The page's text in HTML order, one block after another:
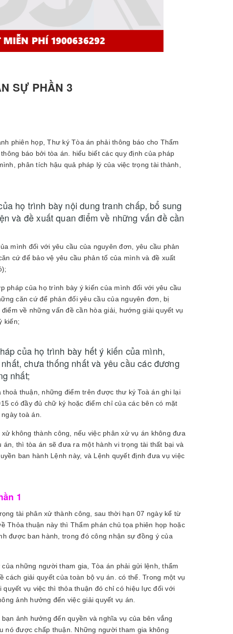
SỰ PHẦN 3
phiên họp, Thư ký Tòa án phải thông báo cho Thẩm
báo bởi tòa án. hiểu biết các quy định của pháp
phân tích hậu quả pháp lý của việc trọng tài thành,
họ trình bày nội dung tranh chấp, bổ sung
và đề xuất quan điểm về những vấn đề cần
mình đối với yêu cầu của nguyên đơn, yêu cầu phản
cứ để bảo vệ yêu cầu phản tố của mình và đề xuất
pháp của họ trình bày ý kiến của mình đối với yêu cầu
căn cứ để phản đối yêu cầu của nguyên đơn, bị
về những vấn đề cần hòa giải, hướng giải quyết vụ
kiến;
của họ trình bày hết ý kiến của mình,
chưa thống nhất và yêu cầu các đương
nhất;
thuận, những điểm trên được thư ký Toà án ghi lại
có đầy đủ chữ ký hoặc điểm chỉ của các bên có mặt
toà án.
không thành công, nếu việc phân xử vụ án không đưa
thì tòa án sẽ đưa ra một hành vi trọng tài thất bại và
ban hành Lệnh này, và Lệnh quyết định đưa vụ việc
1
tài phân xử thành công, sau thời hạn 07 ngày kể từ
Thỏa thuận này thì Thẩm phán chủ tọa phiên họp hoặc
được ban hành, trong đó công nhận sự đồng ý của
những người tham gia, Tòa án phải gửi lệnh, thẩm
cách giải quyết của toàn bộ vụ án. có thể. Trong một vụ
vụ việc thì thỏa thuận đó chỉ có hiệu lực đối với
ảnh hưởng đến việc giải quyết vụ án.
ảnh hưởng đến quyền và nghĩa vụ của bên vắng
nó được chấp thuận. Những người tham gia không